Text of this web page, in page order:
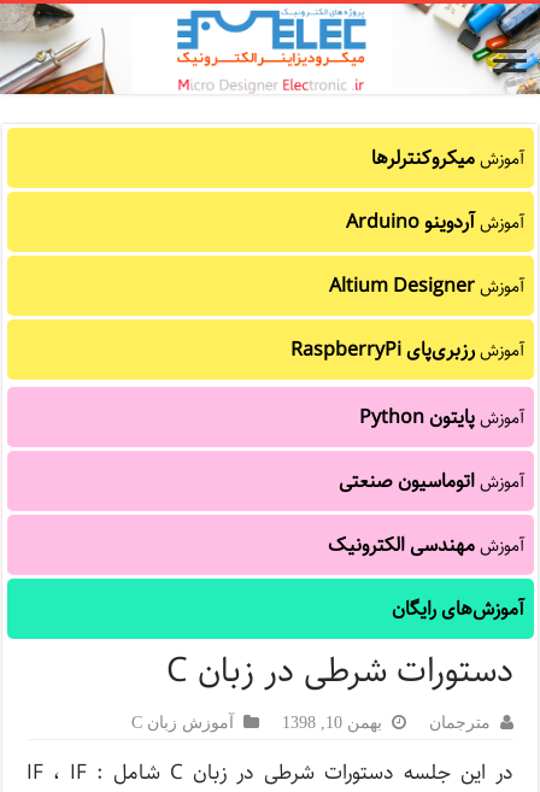
آموزشمیکروکنترلرها
آموزشآردوینو Arduino
آموزشAltium Designer
آموزشرزبری‌پای RaspberryPi
آموزشپایتون Python
آموزشاتوماسیون صنعتی
آموزشمهندسی الکترونیک
آموزش‌های رایگان
دستورات شرطی در زبان C
مترجمان بهمن 10, 1398 آموزش زبان C
در این جلسه دستورات شرطی در زبان C شامل : IF ، IF